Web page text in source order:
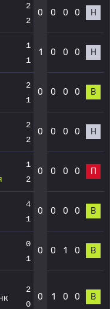
2
2
0 0 0 0 Н
1
1
1 0 0 0 Н
2
1
0 0 0 0 В
2
2
0 0 0 0 Н
1
2
0 0 0 0 П
4
1
0 0 0 0 В
0
1
0 0 1 0 В
2
0
0 1 0 0 В